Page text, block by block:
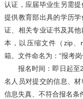
认证，应届毕业生另需
提供教育部出具的学历
证、相关专业证书及其
本，以压缩文件（zip、
箱。文件命名为：“报考岗
报名时间：即日起至
名人员对提交的信息、
信息失真、不符合报名条